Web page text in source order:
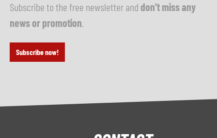
Subscribe to the free newsletter and don't miss any
news or promotion
Subscribe now!